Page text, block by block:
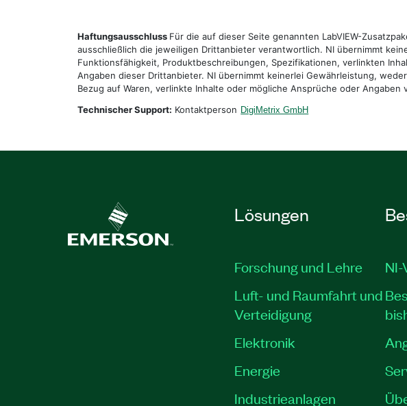
Haftungsausschluss Für die auf dieser Seite genannten LabVIEW-
ausschließlich die jeweiligen Drittanbieter verantwortlich. NI übernimmt
Funktionsfähigkeit, Produktbeschreibungen, Spezifikationen, verlinkten
Angaben dieser Drittanbieter. NI übernimmt keinerlei Gewährleistung,
Bezug auf Waren, verlinkte Inhalte oder mögliche Ansprüche oder Angaben
Technischer Support: Kontaktperson DigiMetrix GmbH
Lösungen
Forschung und Lehre
Luft- und Raumfahrt und
Verteidigung
Elektronik
Energie
Industrieanlagen